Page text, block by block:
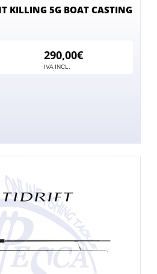
KILLING 5G BOAT CASTING
290,00€
IVA INCL.